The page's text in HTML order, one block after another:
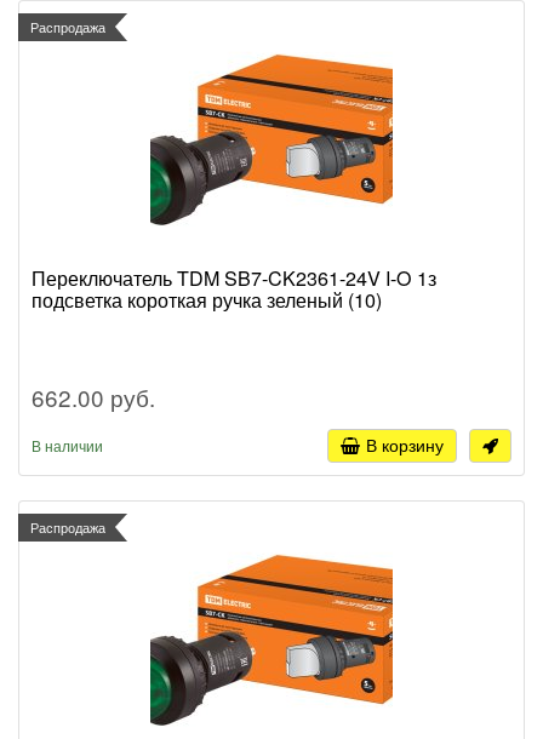
Распродажа
Переключатель TDM SB7-CK2361-24V I-O 1з
подсветка короткая ручка зеленый (10)
662.00 руб.
В наличии В корзину
Распродажа